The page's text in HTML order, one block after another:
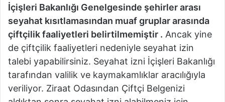
İçişleri Bakanlığı Genelgesinde şehirler arası
seyahat kısıtlamasından muaf gruplar arasında
çiftçilik faaliyetleri belirtilmemiştir . Ancak yine
de çiftçilik faaliyetleri nedeniyle seyahat izin
talebi yapabilirsiniz. Seyahat izni İçişleri Bakanlığı
tarafından valilik ve kaymakamlıklar aracılığıyla
veriliyor. Ziraat Odasından Çiftçi Belgenizi